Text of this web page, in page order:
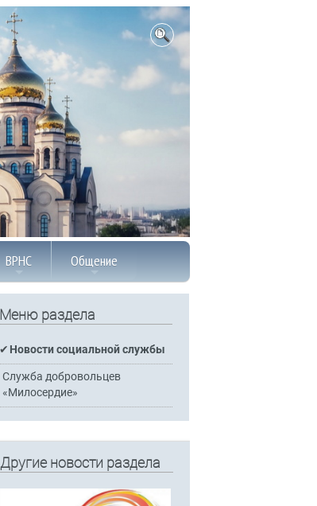
ВРНС Общение
Меню раздела
Новости социальной службы
Служба добровольцев
«Милосердие»
Другие новости раздела